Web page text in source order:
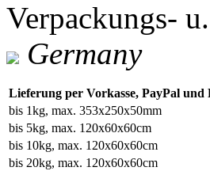
Verpackungs-
Germany
Lieferung per Vorkasse, PayPal
bis 1kg, max. 353x250x50mm
bis 5kg, max. 120x60x60cm
bis 10kg, max. 120x60x60cm
bis 20kg, max. 120x60x60cm